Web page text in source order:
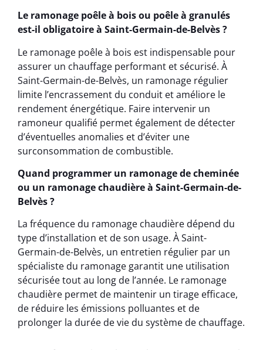
Le ramonage poêle à bois ou poêle à granulés
est-il obligatoire à Saint-Germain-de-Belvès ?
Le ramonage poêle à bois est indispensable pour
assurer un chauffage performant et sécurisé. À
Saint-Germain-de-Belvès, un ramonage régulier
limite l’encrassement du conduit et améliore le
rendement énergétique. Faire intervenir un
ramoneur qualifié permet également de détecter
d’éventuelles anomalies et d’éviter une
surconsommation de combustible.
Quand programmer un ramonage de cheminée
ou un ramonage chaudière à Saint-Germain-de-
Belvès ?
La fréquence du ramonage chaudière dépend du
type d’installation et de son usage. À Saint-
Germain-de-Belvès, un entretien régulier par un
spécialiste du ramonage garantit une utilisation
sécurisée tout au long de l’année. Le ramonage
chaudière permet de maintenir un tirage efficace,
de réduire les émissions polluantes et de
prolonger la durée de vie du système de chauffage.